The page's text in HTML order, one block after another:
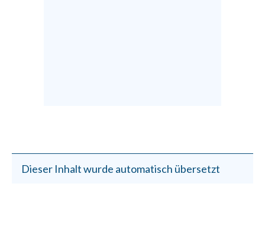
Dieser Inhalt wurde automatisch übersetzt